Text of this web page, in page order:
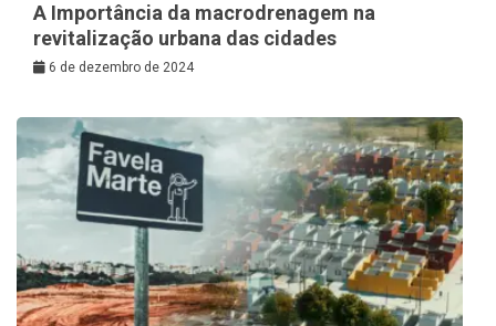
A Importância da macrodrenagem na
revitalização urbana das cidades
6 de dezembro de 2024